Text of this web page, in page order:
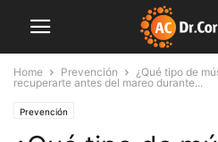
Home Prevención
¿Qué tipo de
recuperarte antes del mareo durante...
Prevención